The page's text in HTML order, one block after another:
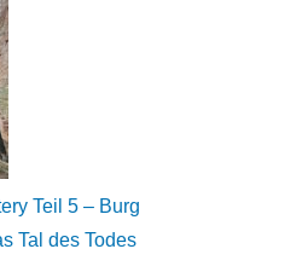
Teil 5 – Burg
Tal des Todes